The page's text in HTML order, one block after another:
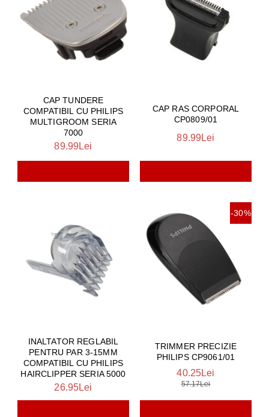
CAP TUNDERE
COMPATIBIL CU PHILIPS
MULTIGROOM SERIA
7000
89.99Lei
CAP RAS CORPORAL
CP0809/01
89.99Lei
INALTATOR REGLABIL
PENTRU PAR 3-15MM
COMPATIBIL CU PHILIPS
HAIRCLIPPER SERIA 5000
26.95Lei
-30%
TRIMMER PRECIZIE
PHILIPS CP9061/01
40.25Lei
57.17Lei